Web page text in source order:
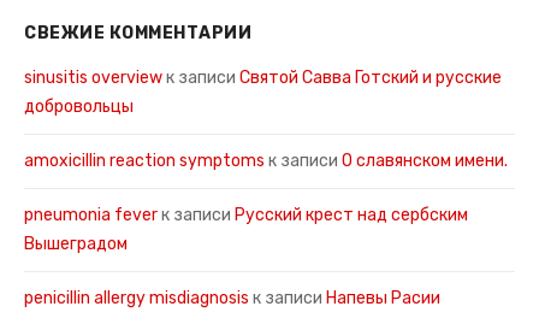
СВЕЖИЕ КОММЕНТАРИИ
sinusitis overviewк записи Святой Савва Готский и русские
добровольцы
amoxicillin reaction symptoms к записи О славянском имени.
pneumonia feverк записи Русский крест над сербским
Вышеградом
penicillin allergy misdiagnosis к записи Напевы Расии